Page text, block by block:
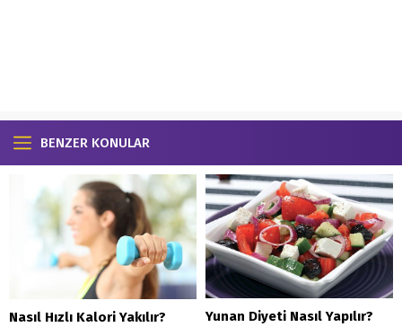
BENZER KONULAR
Nasıl Hızlı Kalori Yakılır? Yunan Diyeti Nasıl Yapılır?